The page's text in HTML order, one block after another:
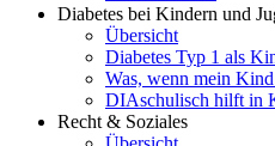
Diabetes bei Kindern und
Übersicht
Diabetes Typ 1 als
Was, wenn mein
DIAschulisch hilft in
Recht & Soziales